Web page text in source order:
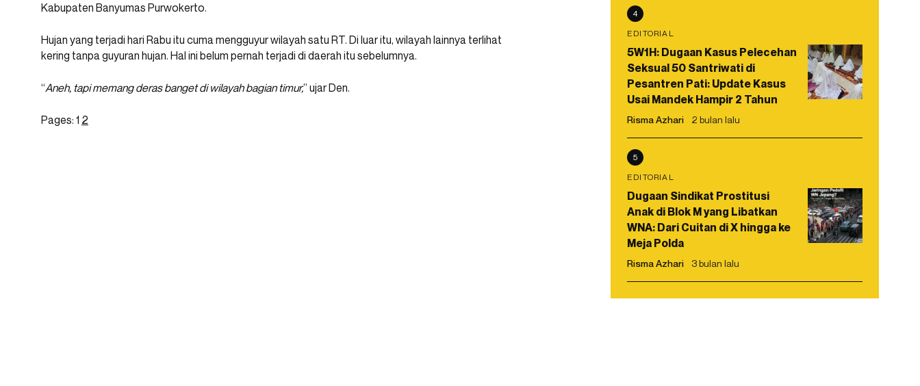
Kabupaten Banyumas Purwokerto.
Hujan yang terjadi hari Rabu itu cuma mengguyur wilayah satu RT. Di luar itu, wilayah lainnya terlihat
kering tanpa guyuran hujan. Hal ini belum pernah terjadi di daerah itu sebelumnya.
“Aneh, tapi memang deras banget di wilayah bagian timur,” ujar Den.
Pages: 1 2
4
EDITORIAL
5W1H: Dugaan Kasus Pelecehan
Seksual 50 Santriwati di
Pesantren Pati: Update Kasus
Usai Mandek Hampir 2 Tahun
Risma Azhari 2 bulan lalu
5
EDITORIAL
Dugaan Sindikat Prostitusi
Anak di Blok M yang Libatkan
WNA: Dari Cuitan di X hingga ke
Meja Polda
Risma Azhari 3 bulan lalu